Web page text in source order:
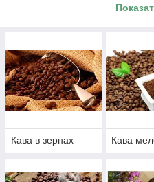
чистих високогірних
мігруючих птахів та інших
боротися зі шкідниками і
пестициди і хімікати не
і родюча. Рослини
використовуючи для свого
проводиться вручну.
2-х шт. при купівлі товару
Кава в зернах Кава